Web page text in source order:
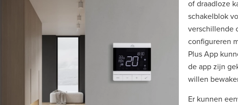
of draadloze
schakelblok
verschillende
configureren
Plus App
de app zijn
willen
Er kunnen